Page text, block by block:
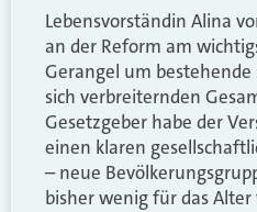
Lebensvorständin Alina
an der Reform am
Gerangel um
sich verbreiternden
Gesetzgeber habe der
einen klaren
– neue
bisher wenig für das